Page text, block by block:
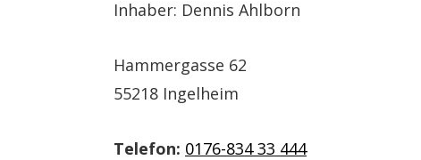
Inhaber: Dennis Ahlborn
Hammergasse 62
55218 Ingelheim
Telefon: 0176-834 33 444